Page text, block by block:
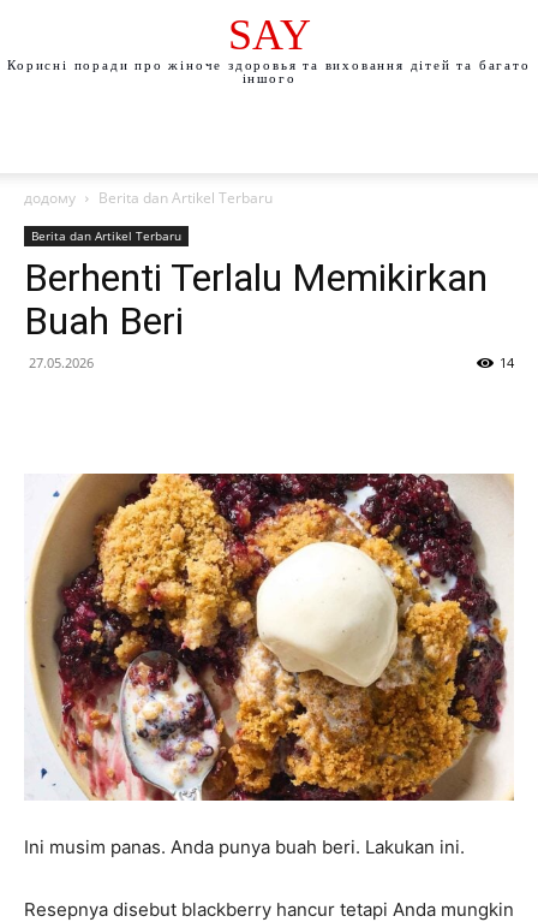
SAY
Корисні поради про жіноче здоровья та виховання дітей та багато
іншого
додому Berita dan Artikel Terbaru
Berita dan Artikel Terbaru
Berhenti Terlalu Memikirkan
Buah Beri
27.05.2026 14
Ini musim panas. Anda punya buah beri. Lakukan ini.
Resepnya disebut blackberry hancur tetapi Anda mungkin